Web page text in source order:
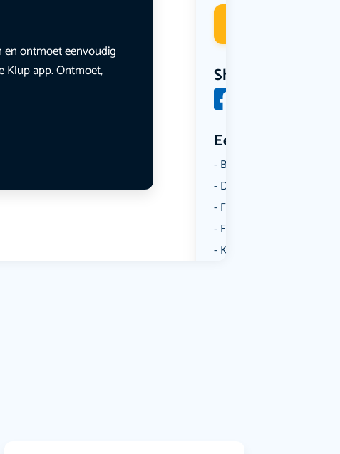
Share
Een aantal
Borrelen
Dansen
Fietsen
Film
Kunst & Cultuur
ontmoet eenvoudig
Klup app. Ontmoet,